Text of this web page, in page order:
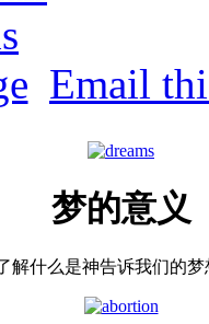
Email
梦的意义
解什么是神告诉我们的梦